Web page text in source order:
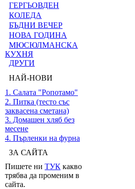
ГЕРГЬОВДЕН
КОЛЕДА
БЪДНИ ВЕЧЕР
НОВА ГОДИНА
МЮСЮЛМАНСКА
КУХНЯ
ДРУГИ
НАЙ-НОВИ
1. Салата "Ропотамо"
2. Питка (тесто със
заквасена сметана)
3. Домашен хляб без
месене
4. Пърленки на фурна
ЗА САЙТА
Пишете ни ТУК какво
трябва да променим в
сайта.